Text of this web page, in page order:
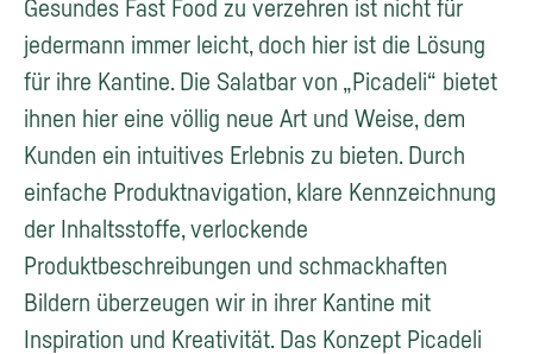
Gesundes Fast Food zu verzehren ist nicht für
jedermann immer leicht, doch hier ist die Lösung
für ihre Kantine. Die Salatbar von „Picadeli“ bietet
ihnen hier eine völlig neue Art und Weise, dem
Kunden ein intuitives Erlebnis zu bieten. Durch
einfache Produktnavigation, klare Kennzeichnung
der Inhaltsstoffe, verlockende
Produktbeschreibungen und schmackhaften
Bildern überzeugen wir in ihrer Kantine mit
Inspiration und Kreativität. Das Konzept Picadeli